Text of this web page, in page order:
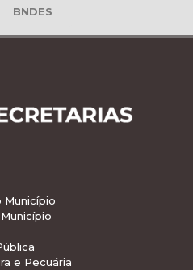
BNDES
Município
e Pecuária